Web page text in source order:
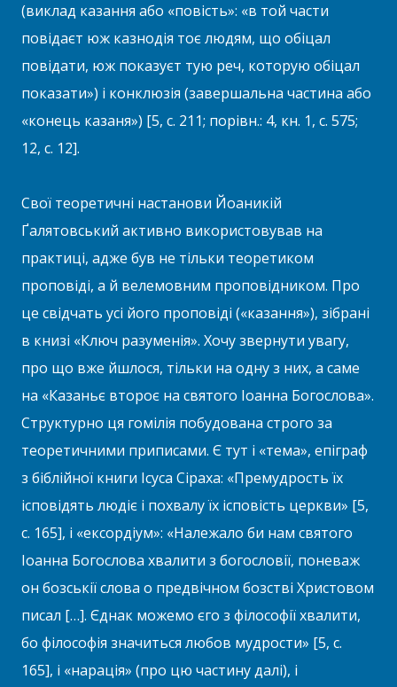
(виклад казання або «повість»: «в той части
повідаєт юж казнодія тоє людям, що обіцал
повідати, юж показуєт тую реч, которую обіцал
показати») і конклюзія (завершальна частина або
«конець казаня») [5, с. 211; порівн.: 4, кн. 1, с. 575;
12, с. 12].
Свої теоретичні настанови Йоаникій
Ґалятовський активно використовував на
практиці, адже був не тільки теоретиком
проповіді, а й велемовним проповідником. Про
це свідчать усі його проповіді («казання»), зібрані
в книзі «Ключ разуменія». Хочу звернути увагу,
про що вже йшлося, тільки на одну з них, а саме
на «Казаньє второє на святого Іоанна Богослова».
Структурно ця гомілія побудована строго за
теоретичними приписами. Є тут і «тема», епіграф
з біблійної книги Ісуса Сіраха: «Премудрость їх
ісповідять людіє і похвалу їх ісповість церкви» [5,
с. 165], і «ексордіум»: «Належало би нам святого
Іоанна Богослова хвалити з богословії, поневаж
он бозськії слова о предвічном бозстві Христовом
писал […]. Єднак можемо єго з філософії хвалити,
бо філософія значиться любов мудрости» [5, с.
165], і «нарація» (про цю частину далі), і